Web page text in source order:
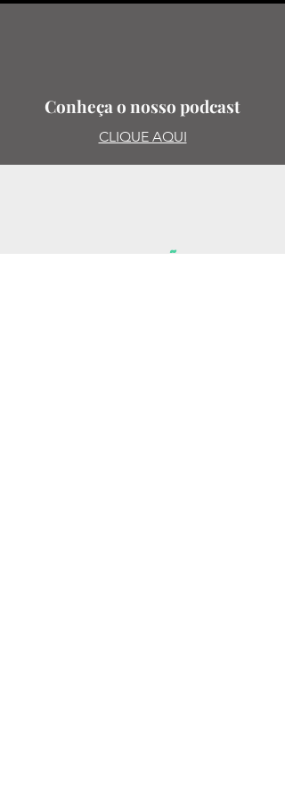
Conheça o nosso podcast
CLIQUE AQUI
SUGESTões